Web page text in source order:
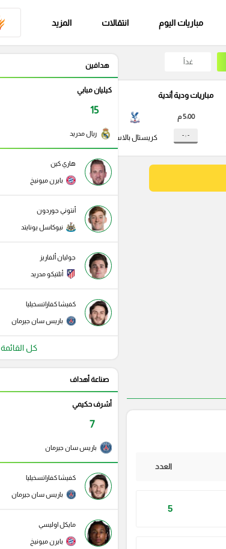
مباريات اليوم انتقالات المزيد
غداً
مباريات ودية أندية
5:00 م
- : - كريستال بالاس
العدد
5
هدافين
كيليان مبابي
15
ريال مدريد
هاري كين
بايرن ميونيخ
أنتوني جوردون
نيوكاسل يونايتد
جوليان ألفاريز
أتلتيكو مدريد
كفيشا كفاراتسخيليا
باريس سان جيرمان
كل القائمة
صناعة أهداف
أشرف حكيمي
7
باريس سان جيرمان
كفيشا كفاراتسخيليا
باريس سان جيرمان
مايكل اوليسي
بايرن ميونيخ